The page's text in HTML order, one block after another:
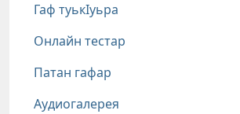
Гаф туькIуьра
Онлайн тестар
Патан гафар
Аудиогалерея